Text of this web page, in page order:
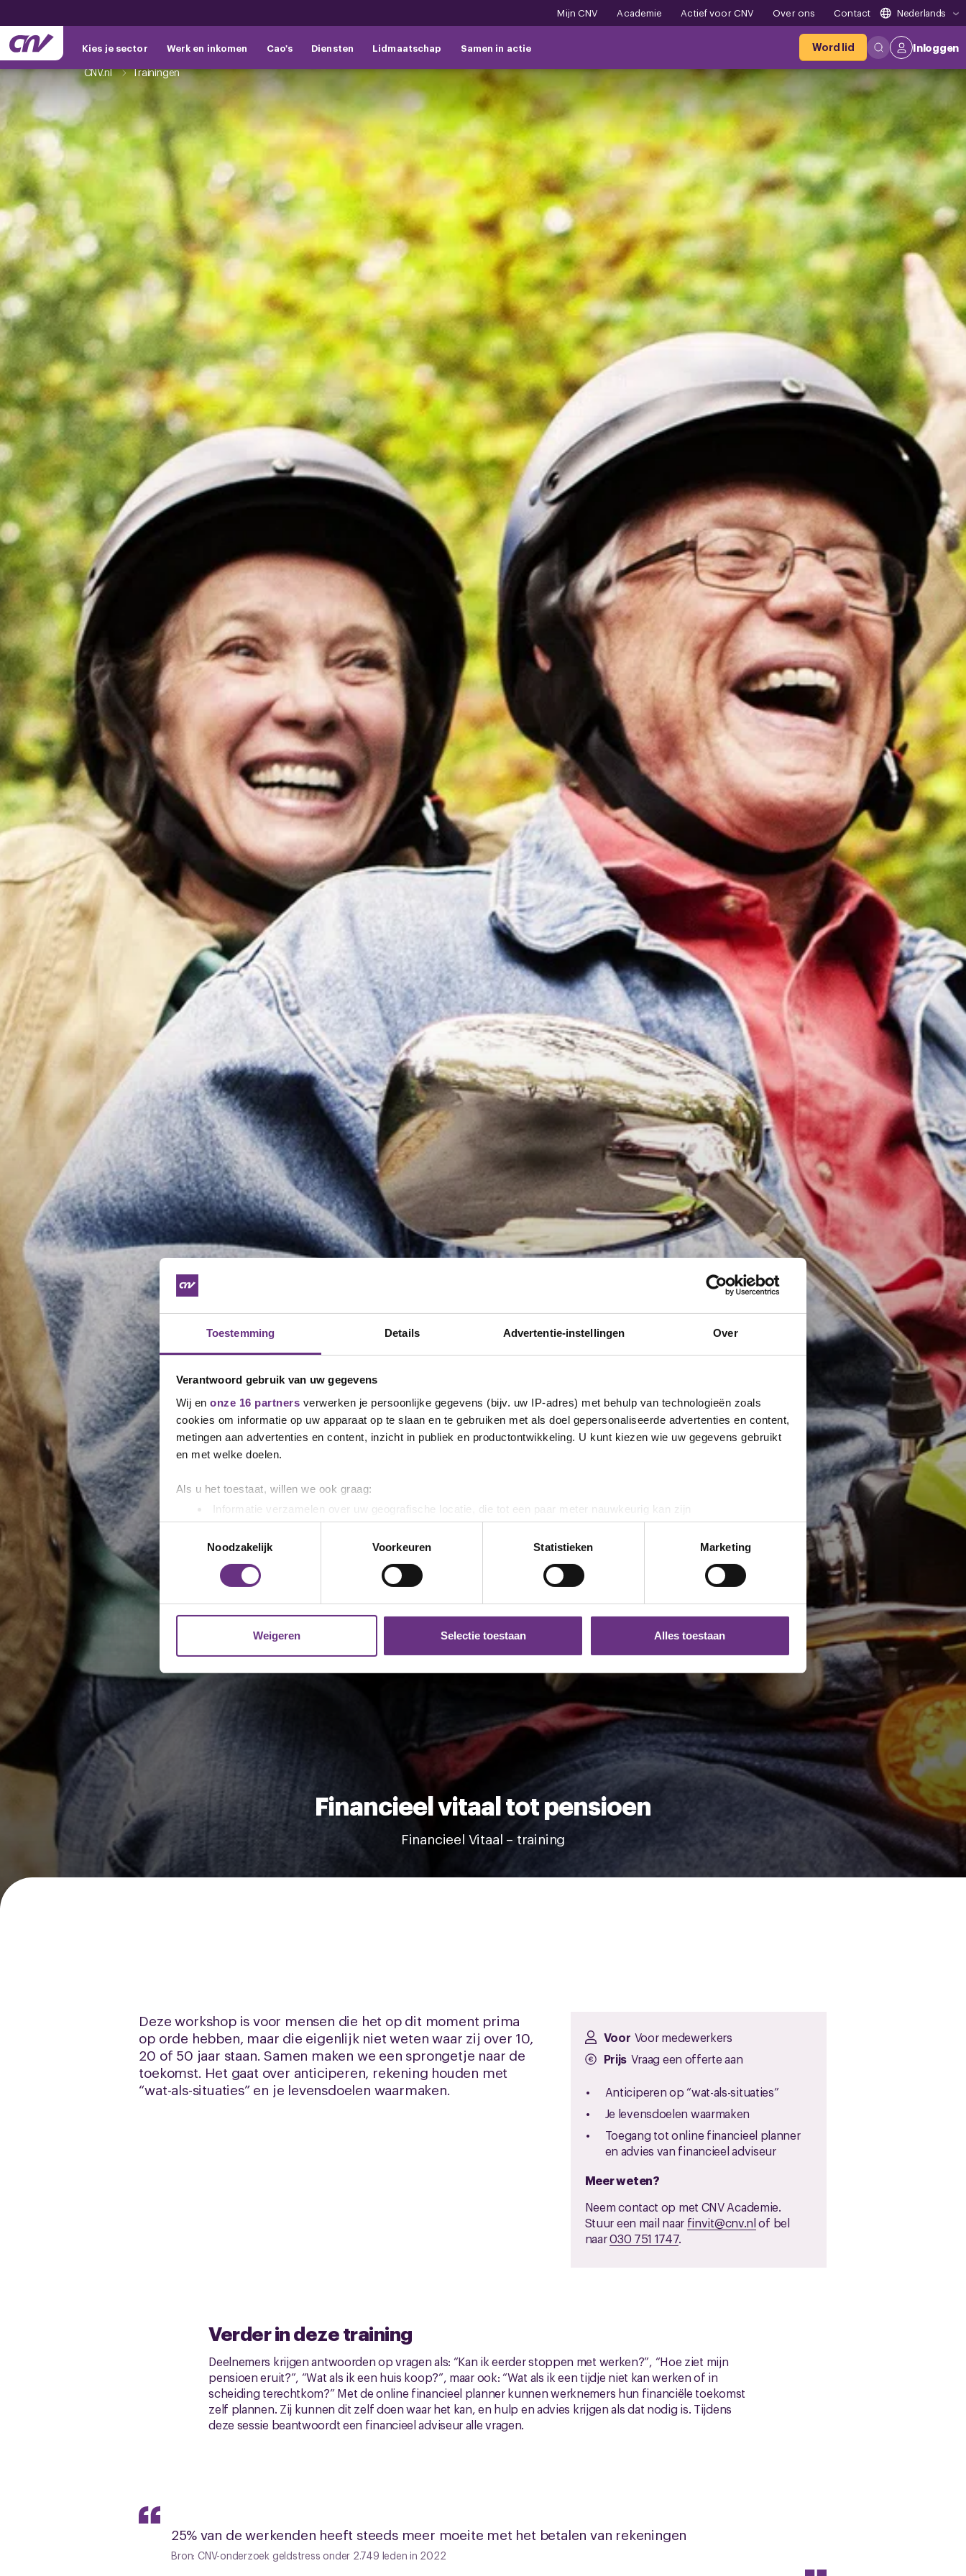
Toestemming Details Advertentie-instellingen Over
Verantwoord gebruik van uw gegevens
Wij en onze 16 partners verwerken je persoonlijke gegevens (bijv. uw IP-adres) met behulp van technologieën zoals
cookies om informatie op uw apparaat op te slaan en te gebruiken met als doel gepersonaliseerde advertenties en content,
metingen aan advertenties en content, inzicht in publiek en productontwikkeling. U kunt kiezen wie uw gegevens gebruikt
en met welke doelen.
Als u het toestaat, willen we ook graag:
Informatie verzamelen over uw geografische locatie, die tot een paar meter nauwkeurig kan zijn
Uw apparaat identificeren door het actief te scannen op specifieke eigenschappen (fingerprinting)
Lees meer over hoe uw persoonlijke gegevens worden verwerkt en stel uw voorkeuren in het
detailgedeeltein. U kunt uw
toestemming op elk moment wijzigen of intrekken in de Cookieverklaring.
websiteverkeer te analyseren. Ook delen we informatie over uw gebruik van onze site met onze partners voor social
media, adverteren en analyse. Deze partners kunnen deze gegevens combineren met andere informatie die u aan ze heeft
U kunt uw toestemming op elk moment wijzigen of intrekken via de cookieverklaring
of door te klikken op het ronde
Toestemmingsselectie
Noodzakelijk
Voorkeuren Statistieken Marketing
Weigeren Selectie toestaan Alles toestaan
Mijn CNV Academie Actief voor CNV Over ons Contact Nederlands
Kies je sector Werk en inkomen Cao's Diensten Lidmaatschap Samen in actie Word lid
Inloggen
CNV.nl
Trainingen
Financieel vitaal tot pensioen
Financieel Vitaal – training
Deze workshop is voor mensen die het op dit moment prima
op orde hebben, maar die eigenlijk niet weten waar zij over 10,
20 of 50 jaar staan. Samen maken we een sprongetje naar de
toekomst. Het gaat over anticiperen, rekening houden met
“wat-als-situaties” en je levensdoelen waarmaken.
Voor Voor medewerkers
Prijs Vraag een offerte aan
Anticiperen op “wat-als-situaties”
Je levensdoelen waarmaken
Toegang tot online financieel planner
en advies van financieel adviseur
Meer weten?
Neem contact op met CNV Academie.
Stuur een mail naar finvit@cnv.nlof bel
naar030 751 1747.
Verder in deze training
Deelnemers krijgen antwoorden op vragen als: “Kan ik eerder stoppen met werken?”, “Hoe ziet mijn
pensioen eruit?”, “Wat als ik een huis koop?”, maar ook: “Wat als ik een tijdje niet kan werken of in
scheiding terechtkom?” Met de online financieel planner kunnen werknemers hun financiële toekomst
zelf plannen. Zij kunnen dit zelf doen waar het kan, en hulp en advies krijgen als dat nodig is. Tijdens
deze sessie beantwoordt een financieel adviseur alle vragen.
25% van de werkenden heeft steeds meer moeite met het betalen van rekeningen
Bron: CNV-onderzoek geldstress onder 2.749 leden in 2022